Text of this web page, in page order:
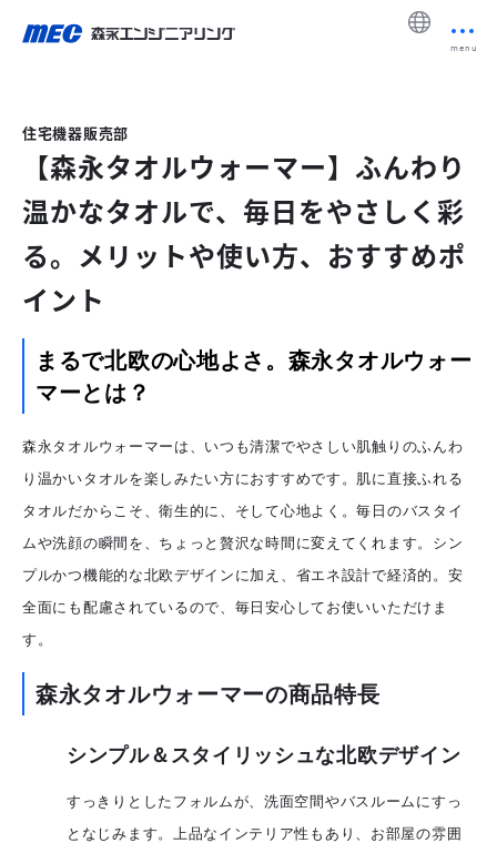
住宅機器販売部
【森永タオルウォーマー】ふんわり
温かなタオルで、毎日をやさしく彩
る。メリットや使い方、おすすめポ
イント
まるで北欧の心地よさ。森永タオルウォー
マーとは？
森永タオルウォーマーは、いつも清潔でやさしい肌触りのふんわ
り温かいタオルを楽しみたい方におすすめです。肌に直接ふれる
タオルだからこそ、衛生的に、そして心地よく。毎日のバスタイ
ムや洗顔の瞬間を、ちょっと贅沢な時間に変えてくれます。シン
プルかつ機能的な北欧デザインに加え、省エネ設計で経済的。安
全面にも配慮されているので、毎日安心してお使いいただけま
す。
森永タオルウォーマーの商品特長
シンプル＆スタイリッシュな北欧デザイン
すっきりとしたフォルムが、洗面空間やバスルームにすっ
となじみます。上品なインテリア性もあり、お部屋の雰囲
menu